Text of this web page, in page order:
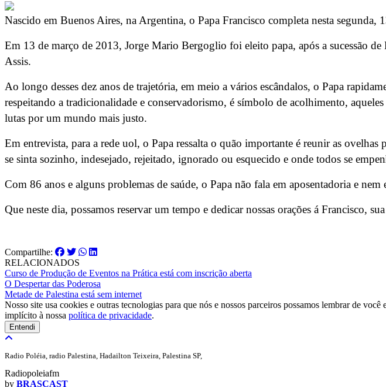
Nascido em Buenos Aires, na Argentina, o Papa Francisco completa nesta segunda,
Em 13 de março de 2013, Jorge Mario Bergoglio foi eleito papa, após a sucessão
Assis.
Ao longo desses dez anos de trajetória, em meio a vários escândalos, o Papa
respeitando a tradicionalidade e conservadorismo, é símbolo de acolhimento,
lutas por um mundo mais justo.
Em entrevista, para a rede uol, o Papa ressalta o quão importante é reunir as ovelhas
se sinta sozinho, indesejado, rejeitado, ignorado ou esquecido e onde todos se
Com 86 anos e alguns problemas de saúde, o Papa não fala em aposentadoria e nem
Que neste dia, possamos reservar um tempo e dedicar nossas orações á Francisco,
Compartilhe:
RELACIONADOS
Curso de Produção de Eventos na Prática está com inscrição aberta
O Despertar das Poderosa
Metade de Palestina está sem internet
Nosso site usa cookies e outras tecnologias para que nós e nossos parceiros possamos lembrar de
implícito à nossa política de privacidade.
Entendi
Radio Poléia, radio Palestina, Hadailton Teixeira, Palestina SP,
Radiopoleiafm
by BRASCAST